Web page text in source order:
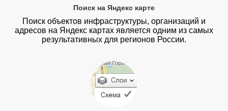
Поиск на Яндекс карте
Поиск объектов инфраструктуры, организаций и
адресов на Яндекс картах является одним из самых
результативных для регионов России.